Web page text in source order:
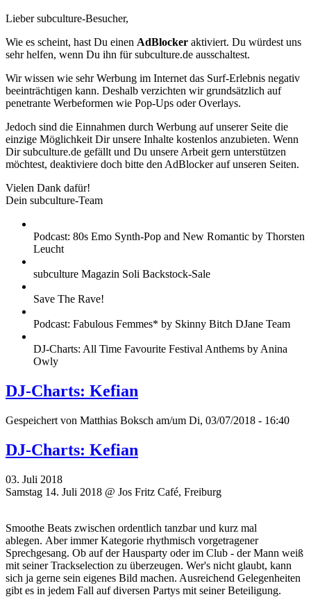
Lieber subculture-Besucher,
Wie es scheint, hast Du einen AdBlocker aktiviert. Du würdest uns
sehr helfen, wenn Du ihn für subculture.de ausschaltest.
Wir wissen wie sehr Werbung im Internet das Surf-Erlebnis negativ
beeinträchtigen kann. Deshalb verzichten wir grundsätzlich auf
penetrante Werbeformen wie Pop-Ups oder Overlays.
Jedoch sind die Einnahmen durch Werbung auf unserer Seite die
einzige Möglichkeit Dir unsere Inhalte kostenlos anzubieten. Wenn
Dir subculture.de gefällt und Du unsere Arbeit gern unterstützen
möchtest, deaktiviere doch bitte den AdBlocker auf unseren Seiten.
Vielen Dank dafür!
Dein subculture-Team
Podcast: 80s Emo Synth-Pop and New Romantic by Thorsten
Leucht
subculture Magazin Soli Backstock-Sale
Save The Rave!
Podcast: Fabulous Femmes* by Skinny Bitch DJane Team
DJ-Charts: All Time Favourite Festival Anthems by Anina
Owly
DJ-Charts: Kefian
Gespeichert von Matthias Boksch am/um Di, 03/07/2018 - 16:40
DJ-Charts: Kefian
03. Juli 2018
Samstag 14. Juli 2018 @ Jos Fritz Café, Freiburg
Smoothe Beats zwischen ordentlich tanzbar und kurz mal
ablegen. Aber immer Kategorie rhythmisch vorgetragener
Sprechgesang. Ob auf der Hausparty oder im Club - der Mann weiß
mit seiner Trackselection zu überzeugen. Wer's nicht glaubt, kann
sich ja gerne sein eigenes Bild machen. Ausreichend Gelegenheiten
gibt es in jedem Fall auf diversen Partys mit seiner Beteiligung.